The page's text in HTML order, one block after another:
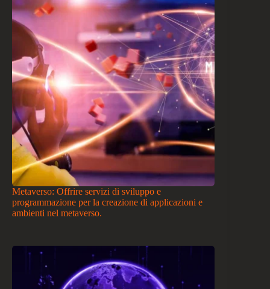
Metaverso: Offrire servizi di sviluppo e
programmazione per la creazione di applicazioni e
ambienti nel metaverso.